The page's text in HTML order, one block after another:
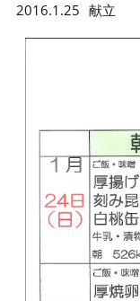
2016.1.25 献立